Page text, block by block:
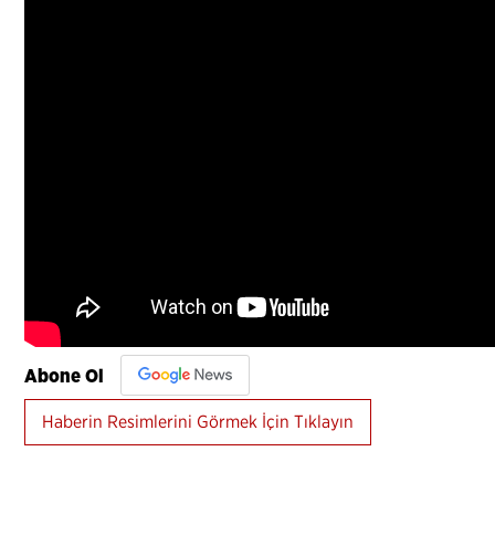
Abone Ol
Haberin Resimlerini Görmek İçin Tıklayın